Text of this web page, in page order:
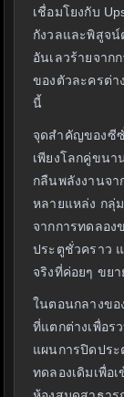
เชื่อมโยงกับ
กังวลและพิสูจน์
อันเลวร้ายจาก
ของตัวละครต่า
นี้
จุดสำคัญของซี
เพียงโลกคู่ขน
กลืนพลังงานจา
หลายแหล่ง กลุ่
จากการทดลอง
ประตูชั่วคราว
จริงที่ค่อยๆ ขย
ในตอนกลางขอ
ที่แตกต่างเพื่อ
แผนการปิดประ
ทดลองเดิมเพื่อ